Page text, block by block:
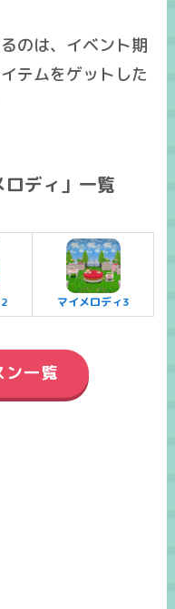
のは、イベント期
テムをゲットした
ディ」一覧
マイメロディ3
ン一覧